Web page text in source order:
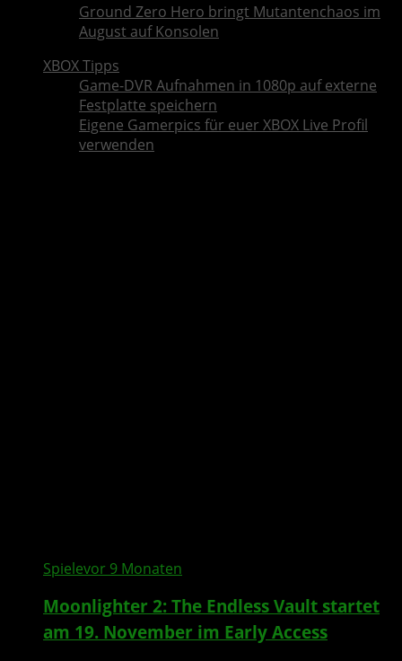
Ground Zero Hero bringt Mutantenchaos im
August auf Konsolen
XBOX Tipps
Game-DVR Aufnahmen in 1080p auf externe
Festplatte speichern
Eigene Gamerpics für euer XBOX Live Profil
verwenden
Spielevor 9 Monaten
Moonlighter 2: The Endless Vault startet
am 19. November im Early Access